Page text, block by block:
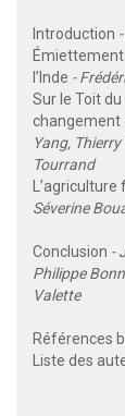
Introduction
l’Inde -
Sur le Toit
changement
Yang,
Tourrand
Séverine
Conclusion -
Philippe
Valette
Références
Liste des